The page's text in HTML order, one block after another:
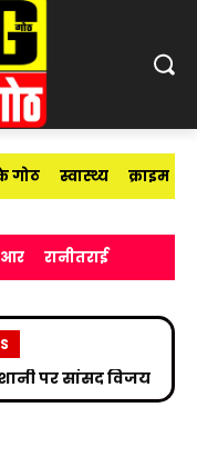
गोठ स्वास्थ्य क्राइम
आर रानीतराई
को साइबर
जागरूक